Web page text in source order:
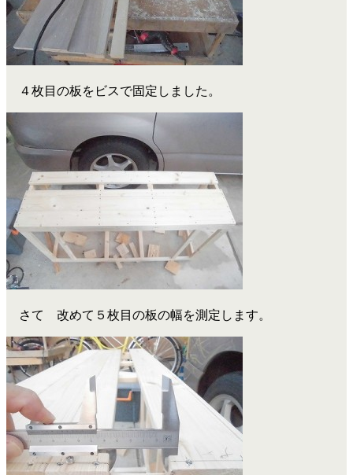
４枚目の板をビスで固定しました。
さて 改めて５枚目の板の幅を測定します。